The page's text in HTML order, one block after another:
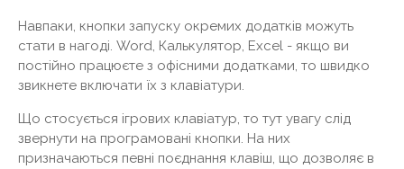
Навпаки, кнопки запуску окремих додатків можуть
стати в нагоді. Word, Калькулятор, Excel - якщо ви
постійно працюєте з офісними додатками, то швидко
звикнете включати їх з клавіатури.
Що стосується ігрових клавіатур, то тут увагу слід
звернути на програмовані кнопки. На них
призначаються певні поєднання клавіш, що дозволяє в